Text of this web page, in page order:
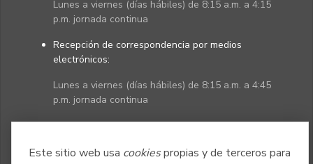
Este sitio web usa cookiespropias y de terceros para
Lunes a viernes (días hábiles) de 8:15 a.m. a 4:15
p.m. jornada continua
Recepción de correspondencia por medios
electrónicos:
Lunes a viernes (días hábiles) de 8:15 a.m. a 4:45
p.m. jornada continua